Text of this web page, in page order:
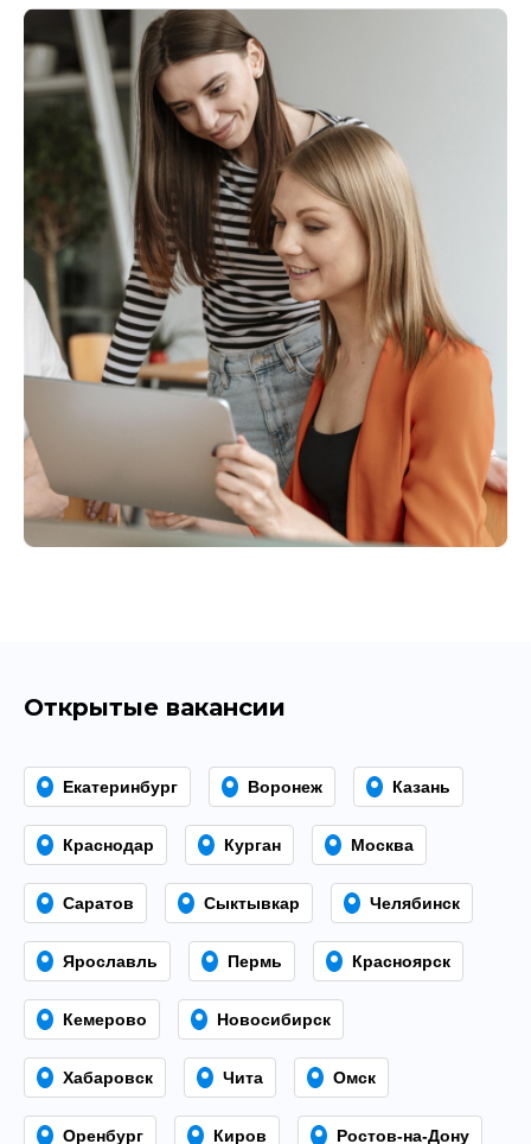
Открытые вакансии
Екатеринбург Воронеж Казань
Краснодар Курган Москва
Саратов Сыктывкар Челябинск
Ярославль Пермь Красноярск
Кемерово Новосибирск
Хабаровск Чита Омск
Оренбург Киров Ростов-на-Дону